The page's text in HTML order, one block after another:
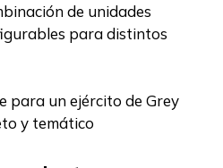
de unidades
para distintos
para un ejército de Grey
y temático